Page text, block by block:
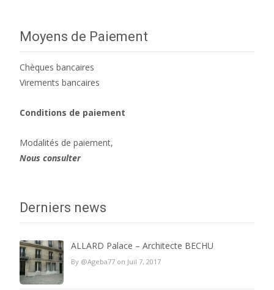
Moyens de Paiement
Chèques bancaires
Virements bancaires
Conditions de paiement
Modalités de paiement,
Nous consulter
Derniers news
ALLARD Palace – Architecte BECHU
By @Ageba77 on Juil 7, 2017